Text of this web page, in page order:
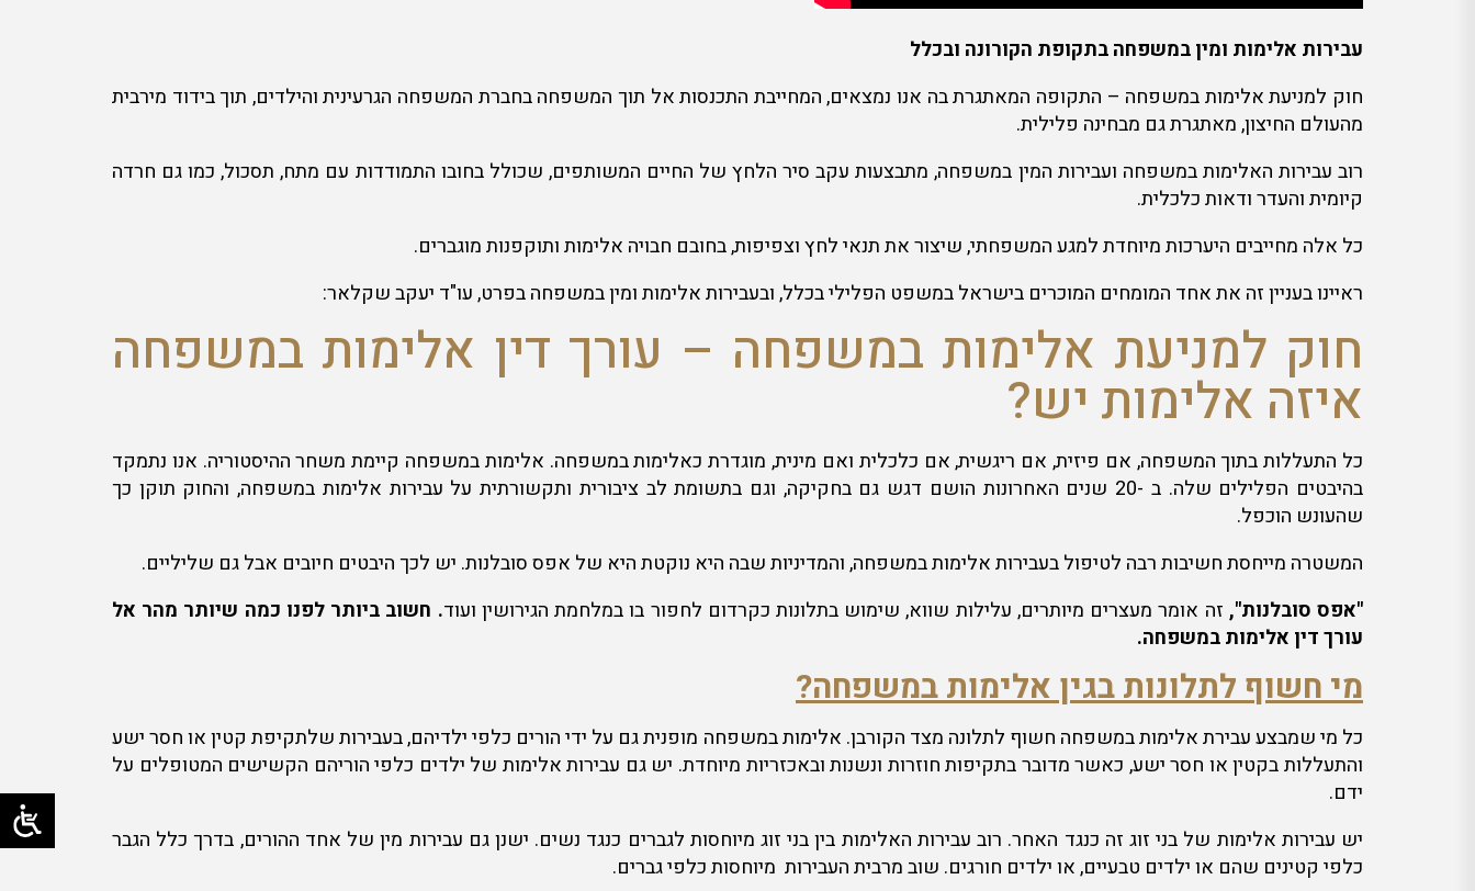
עבירות אלימות ומין במשפחה בתקופת הקורונה ובכלל
חוק למניעת אלימות במשפחה – התקופה המאתגרת בה אנו נמצאים, המחייבת התכנסות אל תוך המשפחה בחברת המשפחה הגרעינית והילדים, תוך בידוד מירבית
מהעולם החיצון, מאתגרת גם מבחינה פלילית.
רוב עבירות האלימות במשפחה ועבירות המין במשפחה, מתבצעות עקב סיר הלחץ של החיים המשותפים, שכולל בחובו התמודדות עם מתח, תסכול, כמו גם חרדה
קיומית והעדר ודאות כלכלית.
כל אלה מחייבים היערכות מיוחדת למגע המשפחתי, שיצור את תנאי לחץ וצפיפות, בחובם חבויה אלימות ותוקפנות מוגברים.
ראיינו בעניין זה את אחד המומחים המוכרים בישראל במשפט הפלילי בכלל, ובעבירות אלימות ומין במשפחה בפרט, עו"ד יעקב שקלאר:
חוק למניעת אלימות במשפחה – עורך דין אלימות במשפחה
איזה אלימות יש?
כל התעללות בתוך המשפחה, אם פיזית, אם ריגשית, אם כלכלית ואם מינית, מוגדרת כאלימות במשפחה. אלימות במשפחה קיימת משחר ההיסטוריה. אנו נתמקד
בהיבטים הפלילים שלה. ב -20 שנים האחרונות הושם דגש גם בחקיקה, וגם בתשומת לב ציבורית ותקשורתית על עבירות אלימות במשפחה, והחוק תוקן כך
שהעונש הוכפל.
המשטרה מייחסת חשיבות רבה לטיפול בעבירות אלימות במשפחה, והמדיניות שבה היא נוקטת היא של אפס סובלנות. יש לכך היבטים חיובים אבל גם שליליים.
"אפס סובלנות", זה אומר מעצרים מיותרים, עלילות שווא, שימוש בתלונות כקרדום לחפור בו במלחמת הגירושין ועוד. חשוב ביותר לפנו כמה שיותר מהר אל
עורך דין אלימות במשפחה.
מי חשוף לתלונות בגין אלימות במשפחה?
כל מי שמבצע עבירת אלימות במשפחה חשוף לתלונה מצד הקורבן. אלימות במשפחה מופנית גם על ידי הורים כלפי ילדיהם, בעבירות שלתקיפת קטין או חסר ישע
והתעללות בקטין או חסר ישע, כאשר מדובר בתקיפות חוזרות ונשנות ובאכזריות מיוחדת. יש גם עבירות אלימות של ילדים כלפי הוריהם הקשישים המטופלים על
ידם.
יש עבירות אלימות של בני זוג זה כנגד האחר. רוב עבירות האלימות בין בני זוג מיוחסות לגברים כנגד נשים. ישנן גם עבירות מין של אחד ההורים, בדרך כלל הגבר
כלפי קטינים שהם או ילדים טבעיים, או ילדים חורגים. שוב מרבית העבירות מיוחסות כלפי גברים.